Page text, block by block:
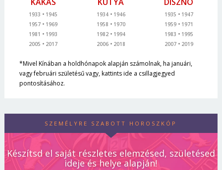
1933
1945
1957
1969
1981
1993
2005
2017
1934
1946
1958
1970
1982
1994
2006
2018
1935
1947
1959
1971
1983
1995
2007
2019
*Mivel Kínában a holdhónapok alapján számolnak, ha januári,
vagy februári születésű vagy, kattints ide a csillagjegyed
pontosításához.
SZEMÉLYRE SZABOTT HOROSZKÓP
Készítsd el saját részletes elemzésed, születésed
ideje és helye alapján!